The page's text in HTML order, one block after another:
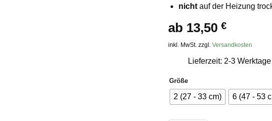
nichtauf der Heizung
ab 13,50 €
inkl. MwSt. zzgl. Versandkosten
Lieferzeit: 2-3 Werktage
Größe
2 (27 - 33 cm) 6 (47 - 53